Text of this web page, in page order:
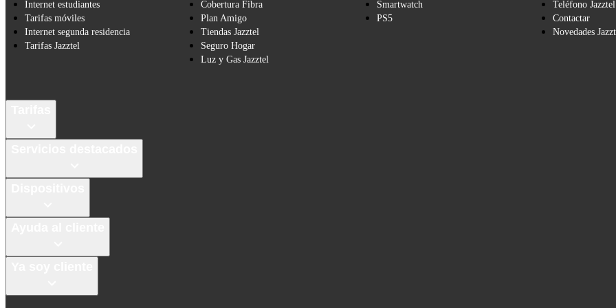
Internet estudiantes
Tarifas móviles
Internet segunda residencia
Tarifas Jazztel
Cobertura Fibra
Plan Amigo
Tiendas Jazztel
Seguro Hogar
Luz y Gas Jazztel
Smartwatch
PS5
Teléfono Jazztel
Contactar
Novedades